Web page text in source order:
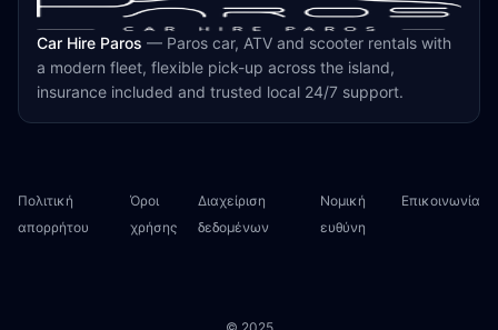
Car Hire Paros — Paros car, ATV and scooter rentals with
a modern fleet, flexible pick-up across the island,
insurance included and trusted local 24/7 support.
Πολιτική
απορρήτου
Όροι
χρήσης
Διαχείριση
δεδομένων
Νομική
ευθύνη
Επικοινωνία